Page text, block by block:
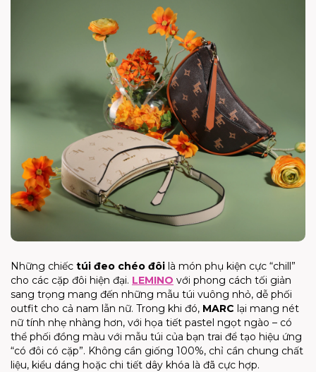
Những chiếc túi đeo chéo đôi là món phụ kiện cực “chill”
cho các cặp đôi hiện đại. LEMINO với phong cách tối giản
sang trọng mang đến những mẫu túi vuông nhỏ, dễ phối
outfit cho cả nam lẫn nữ. Trong khi đó, MARC lại mang nét
nữ tính nhẹ nhàng hơn, với họa tiết pastel ngọt ngào – có
thể phối đồng màu với mẫu túi của bạn trai để tạo hiệu ứng
“có đôi có cặp”. Không cần giống 100%, chỉ cần chung chất
liệu, kiểu dáng hoặc chi tiết dây khóa là đã cực hợp.